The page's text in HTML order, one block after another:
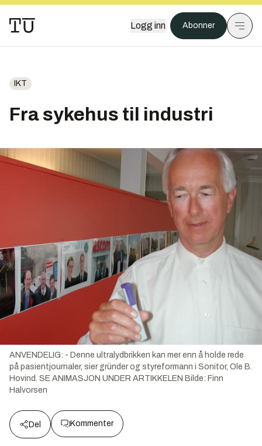
Logg inn Abonner
IKT
Fra sykehus til industri
ANVENDELIG: - Denne ultralydbrikken kan mer enn å holde rede
på pasientjournaler, sier gründer og styreformann i Sonitor, Ole B.
Hovind. SE ANIMASJON UNDER ARTIKKELEN Bilde: Finn
Halvorsen
Del Kommenter